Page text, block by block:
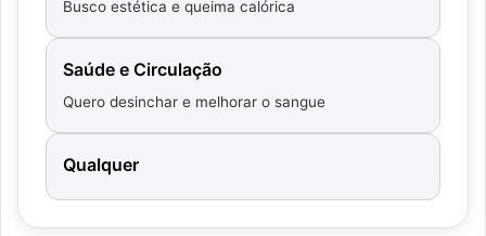
Busco estética e queima calórica
Saúde e Circulação
Quero desinchar e melhorar o sangue
Qualquer